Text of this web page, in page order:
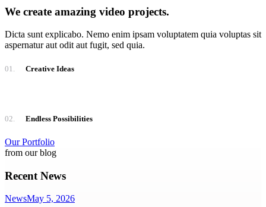
We create amazing video projects.
Dicta sunt explicabo. Nemo enim ipsam voluptatem quia voluptas sit
aspernatur aut odit aut fugit, sed quia.
01. Creative Ideas
02. Endless Possibilities
Our Portfolio
from our blog
Recent News
NewsMay 5, 2026